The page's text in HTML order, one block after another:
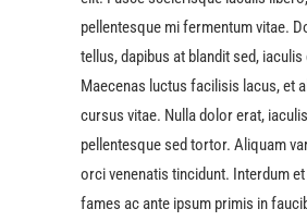
pellentesque mi fermentum vitae.
tellus, dapibus at blandit sed,
Maecenas luctus facilisis lacus, et
cursus vitae. Nulla dolor erat,
pellentesque sed tortor. Aliquam
orci venenatis tincidunt. Interdum
fames ac ante ipsum primis in